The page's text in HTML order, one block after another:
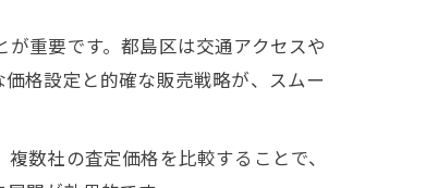
重要です。都島区は交通アクセスや
格設定と的確な販売戦略が、スムー
数社の査定価格を比較することで、